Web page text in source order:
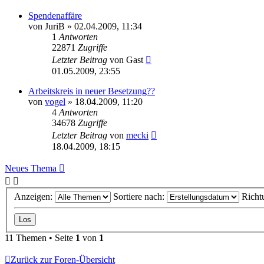
Spendenaffäre
von JuriB » 02.04.2009, 11:34
1 Antworten
22871 Zugriffe
Letzter Beitrag von Gast
01.05.2009, 23:55
Arbeitskreis in neuer Besetzung??
von vogel » 18.04.2009, 11:20
4 Antworten
34678 Zugriffe
Letzter Beitrag von mecki
18.04.2009, 18:15
Neues Thema
Anzeigen: Sortiere nach:
11 Themen • Seite 1 von 1
Zurück zur Foren-Übersicht